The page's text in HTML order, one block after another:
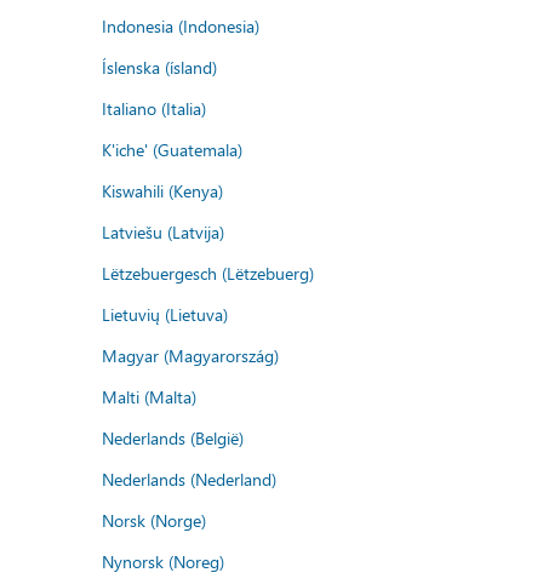
Indonesia (Indonesia)
Íslenska (ísland)
Italiano (Italia)
K'iche' (Guatemala)
Kiswahili (Kenya)
Latviešu (Latvija)
Lëtzebuergesch (Lëtzebuerg)
Lietuvių (Lietuva)
Magyar (Magyarország)
Malti (Malta)
Nederlands (België)
Nederlands (Nederland)
Norsk (Norge)
Nynorsk (Noreg)